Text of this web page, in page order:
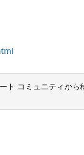
ト コミュニティか